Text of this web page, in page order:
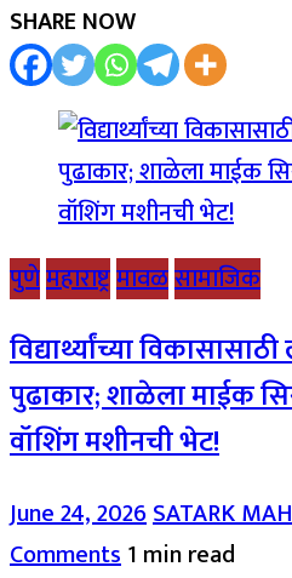
SHARE NOW
पुणेमहाराष्ट्रमावळसामाजिक
विद्यार्थ्यांच्या
पुढाकार; शाळेला माईक
वॉशिंग मशीनची भेट!
June 24, 2026SATARK
Comments1 min read